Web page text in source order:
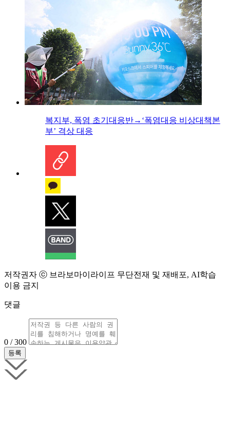
복지부, 폭염 초기대응반→‘폭염대응 비상대책본
부’ 격상 대응
저작권자 ⓒ 브라보마이라이프 무단전재 및 재배포, AI학습
이용 금지
댓글
0 / 300